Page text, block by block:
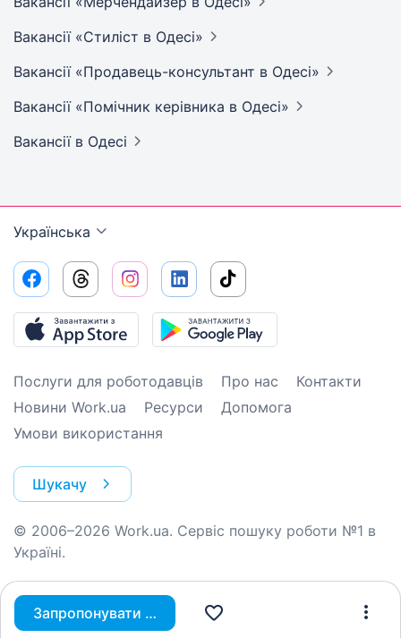
Запропонувати вакансію
Вакансії «Стиліст в Одесі»
Вакансії «Продавець-консультант в Одесі»
Вакансії «Помічник керівника в Одесі»
Вакансії в Одесі
Українська
Послуги для роботодавців Про нас
Контакти
Новини Work.ua
Ресурси
Допомога
Умови використання
Шукачу
© 2006–2026 Work.ua. Сервіс пошуку роботи №1 в
Україні.